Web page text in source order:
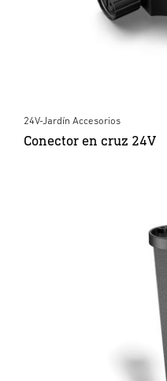
24V-Jardín Accesorios
Conector en cruz 24V